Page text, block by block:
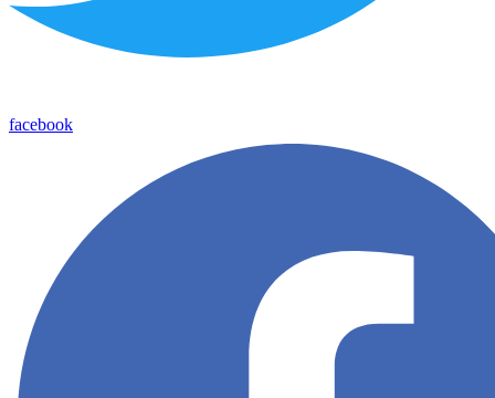
facebook